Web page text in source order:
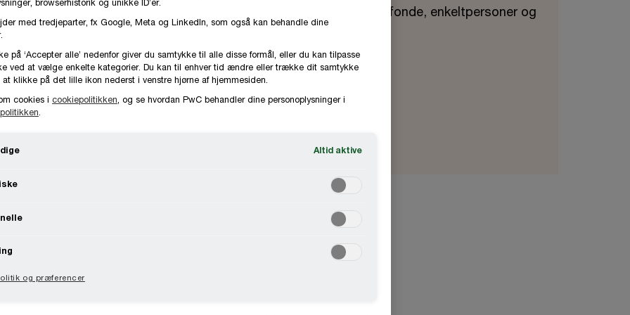
rapporterings- og skatte-compliance forhold for både kapitalfonde, enkeltpersoner og
2056 7919 Kontakt
København, PwC Danmark
omfatter rådgivning om
, selskabsskat,
rapportering for transparente enheder samt carried
af både selskaber, kapitalfonde og enkeltpersoner.
browserhistorik og unikke ID’er.
med tredjeparter, fx Google, Meta og LinkedIn, som også kan behandle dine
på ‘Accepter alle’ nedenfor giver du samtykke til alle disse formål, eller du kan tilpasse
ved at vælge enkelte kategorier. Du kan til enhver tid ændre eller trække dit samtykke
klikke på det lille ikon nederst i venstre hjørne af hjemmesiden.
cookies i cookiepolitikken , og se hvordan PwC behandler dine personoplysninger i
Altid aktive
og præferencer